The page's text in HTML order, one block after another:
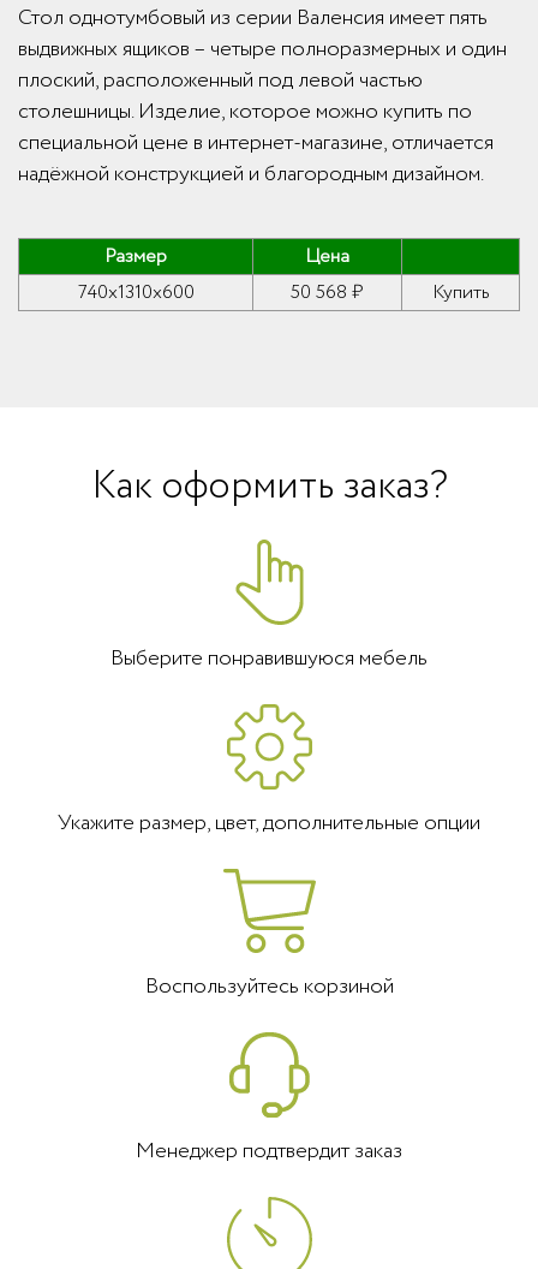
Стол однотумбовый из серии Валенсия имеет пять
выдвижных ящиков – четыре полноразмерных и один
плоский, расположенный под левой частью
столешницы. Изделие, которое можно купить по
специальной цене в интернет-магазине, отличается
надёжной конструкцией и благородным дизайном.
Размер
Цена
740x1310x600
50 568 ₽ Купить
Как оформить заказ?
Выберите понравившуюся мебель
Укажите размер, цвет, дополнительные опции
Воспользуйтесь корзиной
Менеджер подтвердит заказ